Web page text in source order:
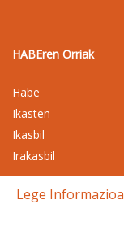
HABEren Orriak
Habe
Ikasten
Ikasbil
Irakasbil
Lege Informazioa